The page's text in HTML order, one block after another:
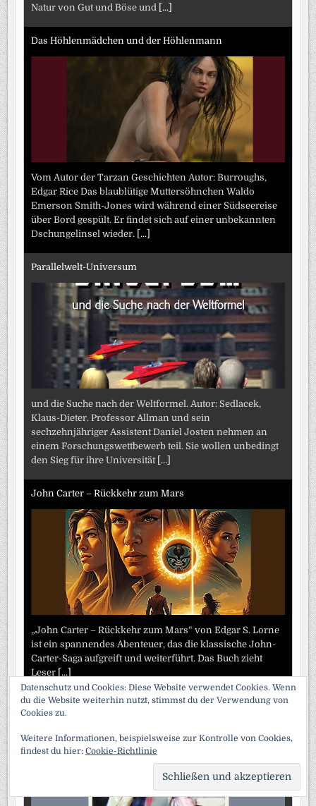
Natur von Gut und Böse und [...]
Das Höhlenmädchen und der Höhlenmann
Vom Autor der Tarzan Geschichten Autor: Burroughs,
Edgar Rice Das blaublütige Muttersöhnchen Waldo
Emerson Smith-Jones wird während einer Südseereise
über Bord gespült. Er findet sich auf einer unbekannten
Dschungelinsel wieder. [...]
Parallelwelt-Universum
und die Suche nach der Weltformel. Autor: Sedlacek,
Klaus-Dieter. Professor Allman und sein
sechzehnjähriger Assistent Daniel Josten nehmen an
einem Forschungswettbewerb teil. Sie wollen unbedingt
den Sieg für ihre Universität [...]
John Carter – Rückkehr zum Mars
„John Carter – Rückkehr zum Mars“ von Edgar S. Lorne
ist ein spannendes Abenteuer, das die klassische John-
Carter-Saga aufgreift und weiterführt. Das Buch zieht
Leser [...]
Die außergewöhnlichen Abenteuer des Arsene Lupin
Datenschutz und Cookies: Diese Website verwendet Cookies. Wenn
du die Website weiterhin nutzt, stimmst du der Verwendung von
Cookies zu.
Weitere Informationen, beispielsweise zur Kontrolle von Cookies,
findest du hier: Cookie-Richtlinie
TO
TOP